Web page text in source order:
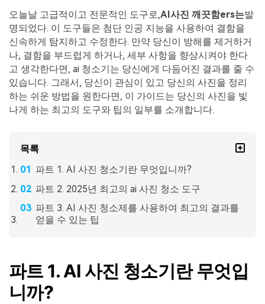
오늘날 고급적이고 전문적인 도구로,AI사진 깨끗함ers는발
명되었다. 이 도구들은 첨단 인공 지능을 사용하여 결함을
신속하게 탐지하고 수정한다. 만약 당신이 방해를 제거하거
나, 결함을 부드럽게 하거나, 세부 사항을 향상시켜야 한다
고 생각한다면, ai 청소기는 당신에게 다듬어진 결과를 줄 수
있습니다. 그래서, 당신이 관심이 있고 당신의 사진을 정리
하는 쉬운 방법을 원한다면, 이 가이드는 당신의 사진을 빛
나게 하는 최고의 도구와 팁의 일부를 소개합니다.
목록
파트 1. AI 사진 청소기란 무엇입니까?
파트 2. 2025년 최고의 ai 사진 청소 도구
파트 3. AI 사진 청소제를 사용하여 최고의 결과를
얻을 수 있는 팁
파트 1. AI 사진 청소기란 무엇입
니까?